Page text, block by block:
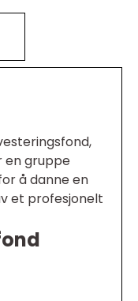
en gruppe
å danne en
et profesjonelt